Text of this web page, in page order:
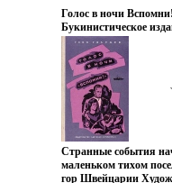
Голос в ночи
Букинистическое
Хорошая
Москва, 1972 г
Тираж: 100000 экз
(~130х205 мм) инфо
Странные события
маленьком тихом
гор Швейцарии